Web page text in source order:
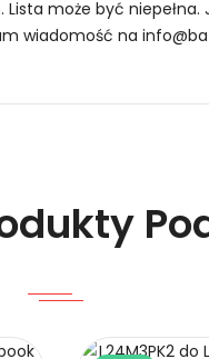
może być
wiadomość na